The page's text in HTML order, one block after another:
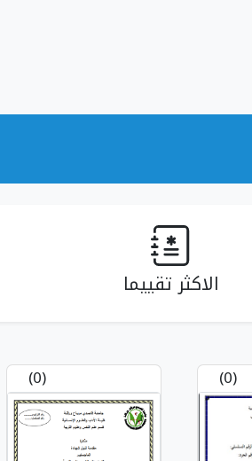
الاكثر تقييما
(0)
(0)